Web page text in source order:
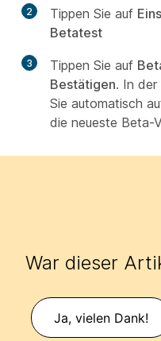
2 Tippen Sie auf
Betatest
3 Tippen Sie auf
Bestätigen. In
Sie automatisch
die neueste Beta-
War dieser
Ja, vielen Dank!